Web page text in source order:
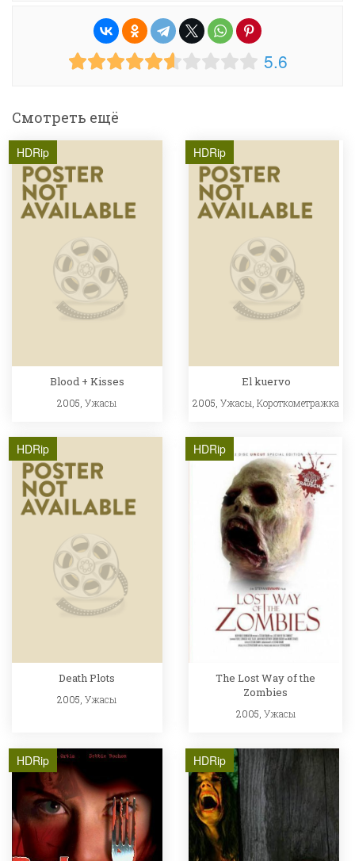
5.6
Смотреть ещё
HDRip
Blood + Kisses
2005,Ужасы
HDRip
El kuervo
2005,Ужасы ,Короткометражка
HDRip
Death Plots
2005,Ужасы
HDRip
The Lost Way of the
Zombies
2005, Ужасы
HDRip HDRip